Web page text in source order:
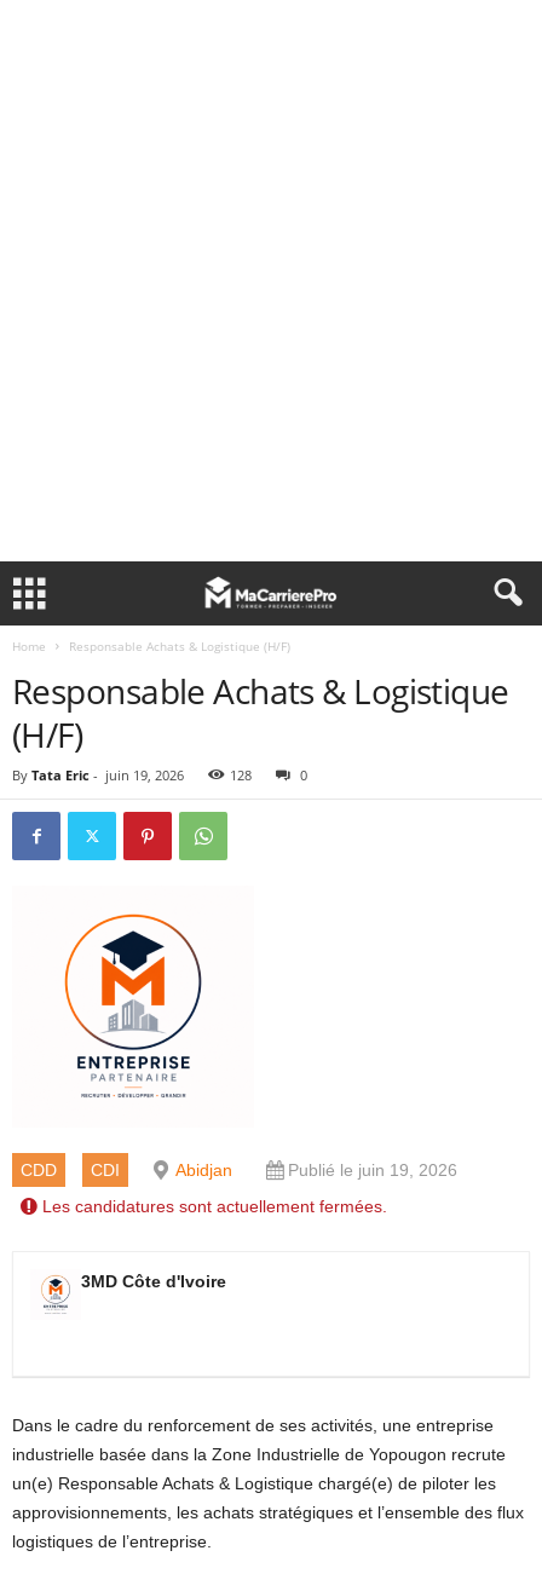
Home Responsable Achats & Logistique (H/F)
Responsable Achats & Logistique
(H/F)
By Tata Eric - juin 19, 2026 128 0
CDD CDI Abidjan
Publié le juin 19, 2026
Les candidatures sont actuellement fermées.
3MD Côte d'Ivoire
Dans le cadre du renforcement de ses activités, une entreprise
industrielle basée dans la Zone Industrielle de Yopougon recrute
un(e) Responsable Achats & Logistique chargé(e) de piloter les
approvisionnements, les achats stratégiques et l’ensemble des flux
logistiques de l’entreprise.